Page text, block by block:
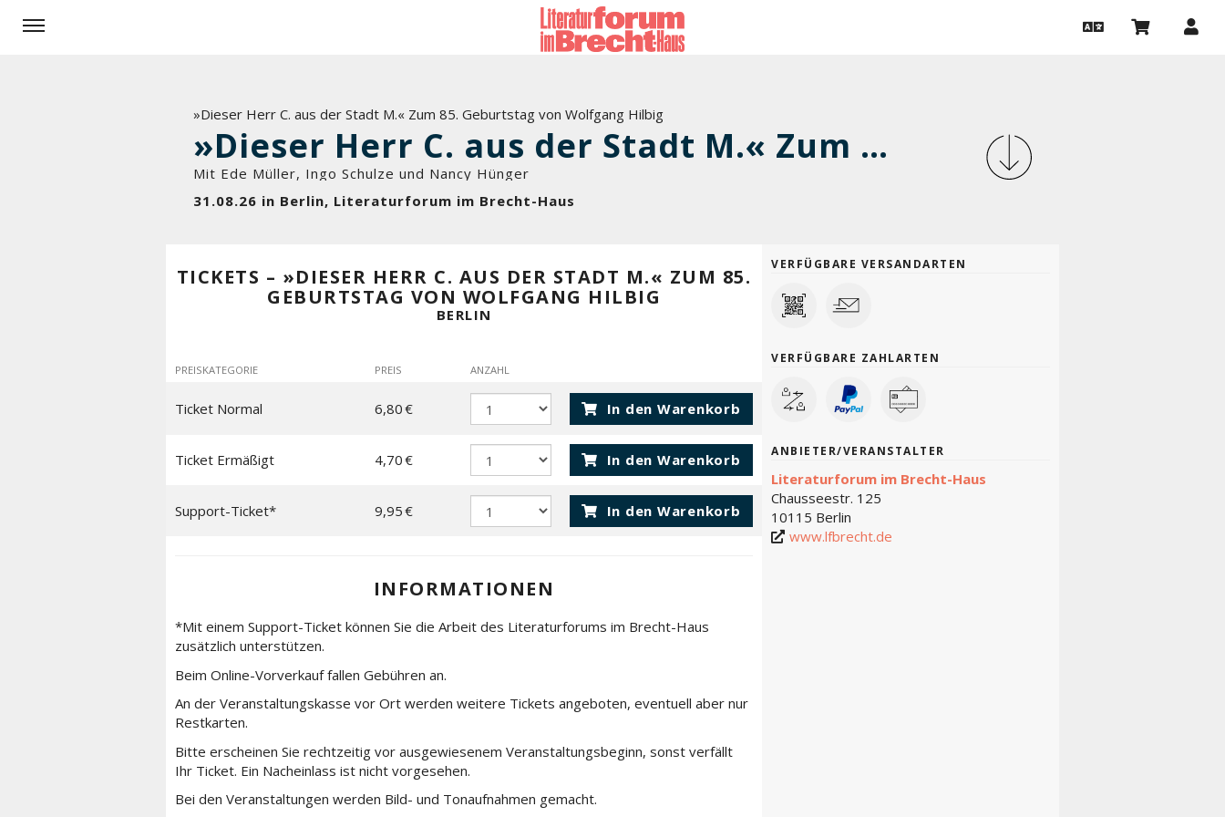
»Dieser Herr C. aus der Stadt M.« Zum 85. Geburtstag von Wolfgang Hilbig
»Dieser Herr C. aus der Stadt M.« Zum 85. Geburtstag von Wolfgang Hilbig
Mit Ede Müller, Ingo Schulze und Nancy Hünger
31.08.26 in Berlin, Literaturforum im Brecht-Haus
TICKETS – »DIESER HERR C. AUS DER STADT M.« ZUM 85.
GEBURTSTAG VON WOLFGANG HILBIG
BERLIN
PREISKATEGORIE PREIS ANZAHL
Ticket Normal 6,80 € In den Warenkorb
Ticket Ermäßigt 4,70 € In den Warenkorb
Support-Ticket* 9,95 € In den Warenkorb
INFORMATIONEN
*Mit einem Support-Ticket können Sie die Arbeit des Literaturforums im Brecht-Haus
zusätzlich unterstützen.
Beim Online-Vorverkauf fallen Gebühren an.
An der Veranstaltungskasse vor Ort werden weitere Tickets angeboten, eventuell aber nur
Restkarten.
Bitte erscheinen Sie rechtzeitig vor ausgewiesenem Veranstaltungsbeginn, sonst verfällt
Ihr Ticket. Ein Nacheinlass ist nicht vorgesehen.
Bei den Veranstaltungen werden Bild- und Tonaufnahmen gemacht.
VERFÜGBARE VERSANDARTEN
VERFÜGBARE ZAHLARTEN
ANBIETER/VERANSTALTER
Literaturforum im Brecht-Haus
Chausseestr. 125
10115 Berlin
www.lfbrecht.de